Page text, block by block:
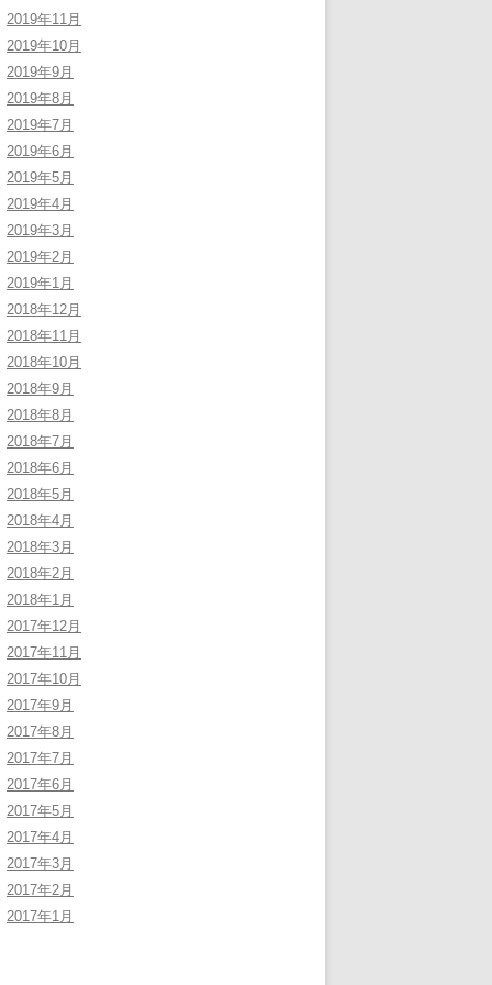
2019年11月
2019年10月
2019年9月
2019年8月
2019年7月
2019年6月
2019年5月
2019年4月
2019年3月
2019年2月
2019年1月
2018年12月
2018年11月
2018年10月
2018年9月
2018年8月
2018年7月
2018年6月
2018年5月
2018年4月
2018年3月
2018年2月
2018年1月
2017年12月
2017年11月
2017年10月
2017年9月
2017年8月
2017年7月
2017年6月
2017年5月
2017年4月
2017年3月
2017年2月
2017年1月